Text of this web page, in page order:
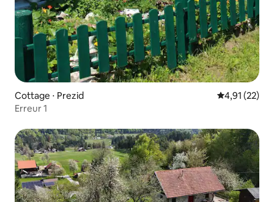
Cottage ⋅ Prezid Évaluation
4,91 (22)
Erreur 1